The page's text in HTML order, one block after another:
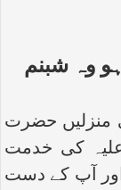
وہ شبنم
منزلیں حضرت
کی خدمت
آپ کے دست